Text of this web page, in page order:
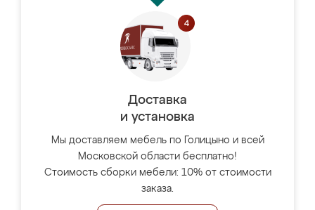
Доставка
и установка
Мы доставляем мебель по Голицыно и всей
Московской области бесплатно!
Стоимость сборки мебели: 10% от стоимости
заказа.